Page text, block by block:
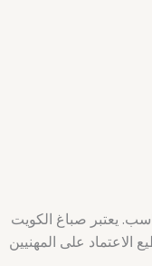
يعتبر صباغ الكويت
الاعتماد على المهنيين